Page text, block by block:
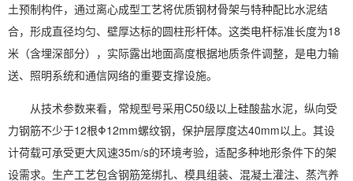
土预制构件，通过离心成型工艺将优质钢材骨架与特种配比水泥结
合，形成直径均匀、壁厚达标的圆柱形杆体。这类电杆标准长度为18
米（含埋深部分），实际露出地面高度根据地质条件调整，是电力输
送、照明系统和通信网络的重要支撑设施。
从技术参数来看，常规型号采用C50级以上硅酸盐水泥，纵向受
力钢筋不少于12根Φ12mm螺纹钢，保护层厚度达40mm以上。其设
计荷载可承受更大风速35m/s的环境考验，适配多种地形条件下的架
设需求。生产工艺包含钢筋笼绑扎、模具组装、混凝土灌注、蒸汽养